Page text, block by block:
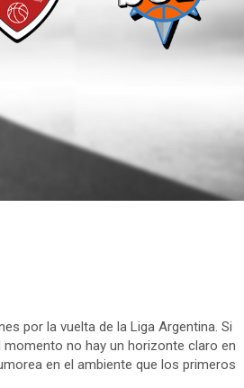
por la vuelta de la Liga Argentina. Si
no hay un horizonte claro en
en el ambiente que los primeros